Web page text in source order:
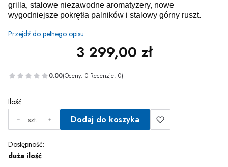
grilla, stalowe niezawodne aromatyzery, nowe
wygodniejsze pokrętła palników i stalowy górny ruszt.
Przejdź do pełnego opisu
Cena
3 299,00 zł
0.00(Oceny: 0 Recenzje: 0)
Ilość
szt.
Dodaj do koszyka
Dostępność:
duża ilość